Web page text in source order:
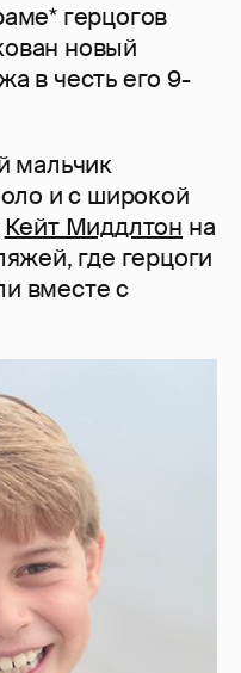
герцогов
новый
в честь его 9-
мальчик
и с широкой
Кейт Миддлтон на
где герцоги
вместе с